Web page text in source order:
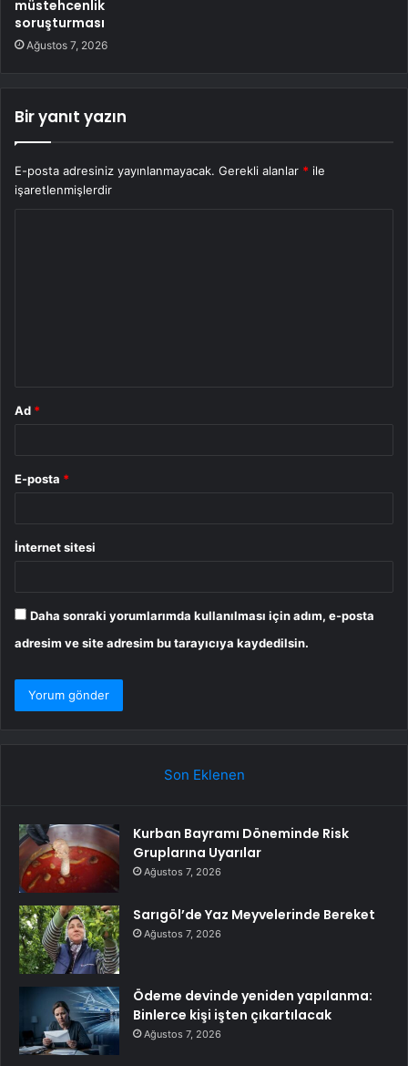
müstehcenlik
soruşturması
Ağustos 7, 2026
Bir yanıt yazın
E-posta adresiniz yayınlanmayacak. Gerekli alanlar * ile
işaretlenmişlerdir
Ad *
E-posta *
İnternet sitesi
Daha sonraki yorumlarımda kullanılması için adım, e-posta
adresim ve site adresim bu tarayıcıya kaydedilsin.
Son Eklenen
Kurban Bayramı Döneminde Risk
Gruplarına Uyarılar
Ağustos 7, 2026
Sarıgöl’de Yaz Meyvelerinde Bereket
Ağustos 7, 2026
Ödeme devinde yeniden yapılanma:
Binlerce kişi işten çıkartılacak
Ağustos 7, 2026